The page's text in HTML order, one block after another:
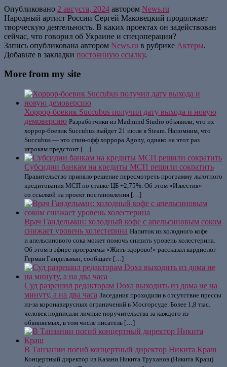
Опубликовано 2 августа, 2024 автором News.ru
Народный артист России Сергей Маковецкий продолжает
творческую деятельность. В каких проектах он задействован
сейчас, что говорил об Украине и спецоперации?
Запись опубликована автором News.ru в рубрике Актеры.
Добавьте в закладки постоянную ссылку.
More from my site
Хоррор-боевик Succubus получил дату выхода и новую
демоверсию Разработчики из Madmind Studio объявили, что их
хоррор-боевик Succubus выйдет 21 июля в Steam. Напомним, что
Succubus — это спин-офф хоррора Agony, однако на этот раз
игрокам предстоит […]
Субсидии банкам на кредиты МСП решили сократить
Правительство приняло решение пересмотреть программу льготного
кредитования МСП по ставке ЦБ +2,75%. Об этом «Известия»
со ссылкой на проект постановления […]
Врач Гандельман: холодный кофе с апельсиновым соком
снижает уровень холестерина Напиток из холодного кофе
и апельсинового сока может помочь снизить уровень холестерина.
Об этом в эфире программы «Жить здорово!» рассказал кардиолог
Герман Гандельман, сообщает […]
Суд разрешил редакторам Doxa выходить из дома не на
минуту, а на два часа Заседания проходили в отсутствие прессы
из-за коронавирусных ограничений в Мосгорсуде. Более 1,8 тыс.
человек подписали личные поручительства за каждого из
обвиняемых, в том числе писатель […]
В Танзании погиб концертный директор Никита Краш
Концертный директор из Казани Никита Труханов (Никита Краш)